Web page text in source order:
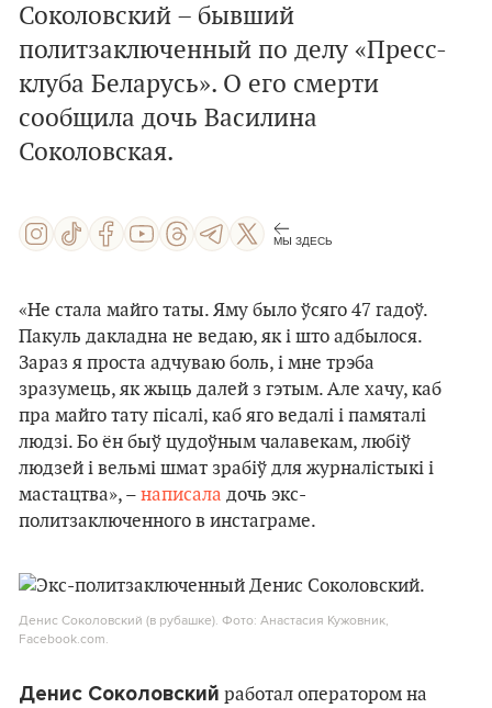
Соколовский – бывший
политзаключенный по делу «Пресс-
клуба Беларусь». О его смерти
сообщила дочь Василина
Соколовская.
МЫ ЗДЕСЬ
«Не стала майго таты. Яму было ўсяго 47 гадоў.
Пакуль дакладна не ведаю, як і што адбылося.
Зараз я проста адчуваю боль, і мне трэба
зразумець, як жыць далей з гэтым. Але хачу, каб
пра майго тату пісалі, каб яго ведалі і памяталі
людзі. Бо ён быў цудоўным чалавекам, любіў
людзей і вельмі шмат зрабіў для журналістыкі і
мастацтва», – написала дочь экс-
политзаключенного в инстаграме.
Денис Соколовский (в рубашке). Фото: Анастасия Кужовник,
Facebook.com.
Денис Соколовский работал оператором на